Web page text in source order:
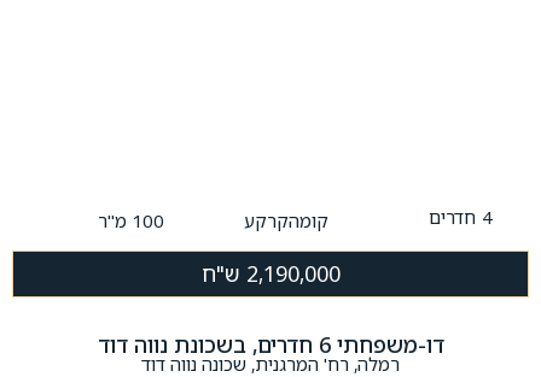
4 חדרים קומהקרקע 100 מ"ר
2,190,000 ש"ח
דו-משפחתי 6 חדרים, בשכונת נווה דוד
רמלה, רח' המרגנית, שכונה נווה דוד